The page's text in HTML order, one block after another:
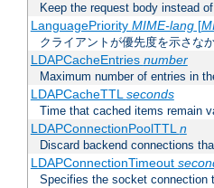
Keep the request body instead
LanguagePriority MIME-lang[
クライアントが優先度を示さな
LDAPCacheEntries number
Maximum number of entries in
LDAPCacheTTLseconds
Time that cached items remain
LDAPConnectionPoolTTLn
Discard backend connections
LDAPConnectionTimeout
Specifies the socket connection